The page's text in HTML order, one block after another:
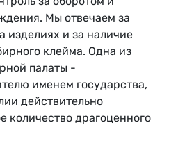
Мы отвечаем за
изделиях и за наличие
клейма. Одна из
палаты -
именем государства,
действительно
количество драгоценного